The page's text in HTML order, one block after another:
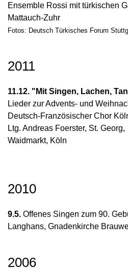
Ensemble Rossi mit türkischen
Mattauch-Zuhr
Fotos: Deutsch Türkisches Forum
2011
11.12. "Mit Singen, Lachen,
Lieder zur Advents- und
Deutsch-Französischer Chor
Ltg. Andreas Foerster, St. Georg,
Waidmarkt, Köln
2010
9.5. Offenes Singen zum 90.
Langhans, Gnadenkirche
2006